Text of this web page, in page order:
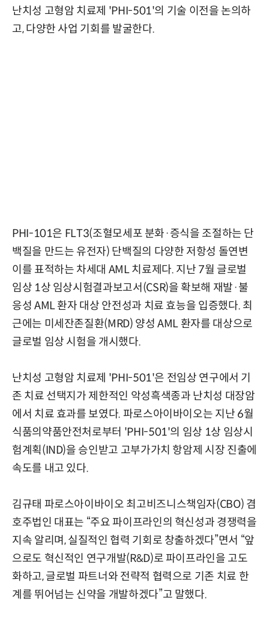
난치성 고형암 치료제 'PHI-501'의 기술 이전을 논의하
고, 다양한 사업 기회를 발굴한다.
PHI-101은 FLT3(조혈모세포 분화·증식을 조절하는 단
백질을 만드는 유전자) 단백질의 다양한 저항성 돌연변
이를 표적하는 차세대 AML 치료제다. 지난 7월 글로벌
임상 1상 임상시험결과보고서(CSR)을 확보해 재발·불
응성 AML 환자 대상 안전성과 치료 효능을 입증했다. 최
근에는 미세잔존질환(MRD) 양성 AML 환자를 대상으로
글로벌 임상 시험을 개시했다.
난치성 고형암 치료제 'PHI-501'은 전임상 연구에서 기
존 치료 선택지가 제한적인 악성흑색종과 난치성 대장암
에서 치료 효과를 보였다. 파로스아이바이오는 지난 6월
식품의약품안전처로부터 'PHI-501'의 임상 1상 임상시
험계획(IND)을 승인받고 고부가가치 항암제 시장 진출에
속도를 내고 있다.
김규태 파로스아이바이오 최고비즈니스책임자(CBO) 겸
호주법인 대표는 “주요 파이프라인의 혁신성과 경쟁력을
지속 알리며, 실질적인 협력 기회로 창출하겠다”면서 “앞
으로도 혁신적인 연구개발(R&D)로 파이프라인을 고도
화하고, 글로벌 파트너와 전략적 협력으로 기존 치료 한
계를 뛰어넘는 신약을 개발하겠다”고 말했다.